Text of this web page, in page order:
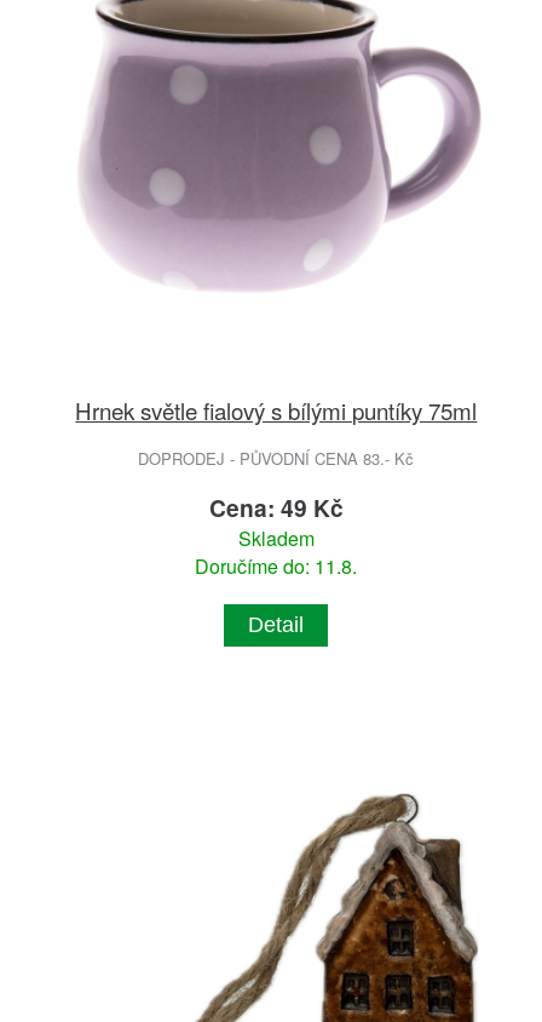
Hrnek světle fialový s bílými puntíky 75ml
DOPRODEJ - PŮVODNÍ CENA 83.- Kč
Cena: 49 Kč
Skladem
Doručíme do: 11.8.
Detail